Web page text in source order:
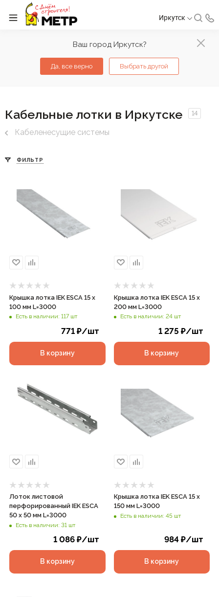
Ваш город Иркутск?
Да, все верно Выбрать другой
Иркутск
Кабельные лотки в Иркутске 14
Кабеленесущие системы
ФИЛЬТР
Крышка лотка IEK ESCA 15 х
100 мм L=3000
Есть в наличии: 117 шт
771₽/шт
В корзину
Крышка лотка IEK ESCA 15 х
200 мм L=3000
Есть в наличии: 24 шт
1 275 ₽/шт
В корзину
Лоток листовой
перфорированный IEK ESCA
50 х 50 мм L=3000
Есть в наличии: 31 шт
1 086₽/шт
В корзину
Крышка лотка IEK ESCA 15 х
150 мм L=3000
Есть в наличии: 45 шт
984 ₽/шт
В корзину